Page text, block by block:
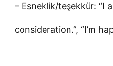
– Esneklik/teşekkür: “I
consideration.”, “I’m